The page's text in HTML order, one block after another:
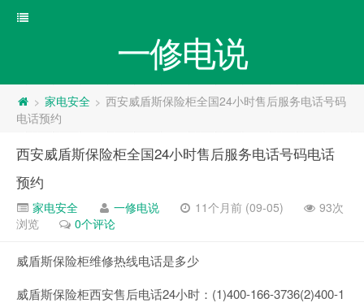
一修电说
> 家电安全 > 西安威盾斯保险柜全国24小时售后服务电话号码
电话预约
西安威盾斯保险柜全国24小时售后服务电话号码电话
预约
家电安全 一修电说 11个月前 (09-05)
93次
浏览
0个评论
威盾斯保险柜维修热线电话是多少
威盾斯保险柜西安售后电话24小时：(1)400-166-3736(2)400-1